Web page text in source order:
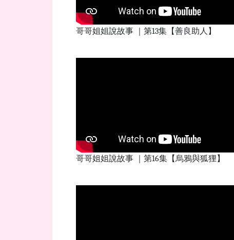
哥哥姐姐說故事 ｜第13集【善良助人】
哥哥姐姐說故事 ｜第16集【烏鴉與狐狸】